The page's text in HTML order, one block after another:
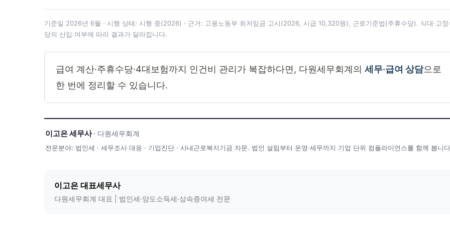
기준일 2026년 6월 · 시행 상태: 시행 중(2026) · 근거: 고용노동부 최저임금 고시(2026, 시급 10,320원), 근로기준법(주휴수당). 식대·고정
당의 산입 여부에 따라 결과가 달라집니다.
급여 계산·주휴수당·4대보험까지 인건비 관리가 복잡하다면, 다원세무회계의 세무·급여 상담으로
한 번에 정리할 수 있습니다.
이고은 세무사· 다원세무회계
전문분야: 법인세 · 세무조사 대응 · 기업진단 · 사내근로복지기금 자문. 법인 설립부터 운영·세무까지 기업 단위 컴플라이언스를 함께 봅니
이고은 대표세무사
다원세무회계 대표 | 법인세·양도소득세·상속증여세 전문